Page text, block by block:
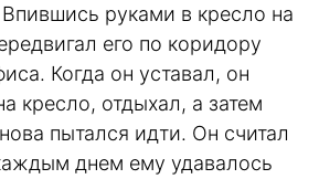
руками в кресло на
его по коридору
Когда он уставал, он
кресло, отдыхал, а затем
пытался идти. Он считал
днем ему удавалось